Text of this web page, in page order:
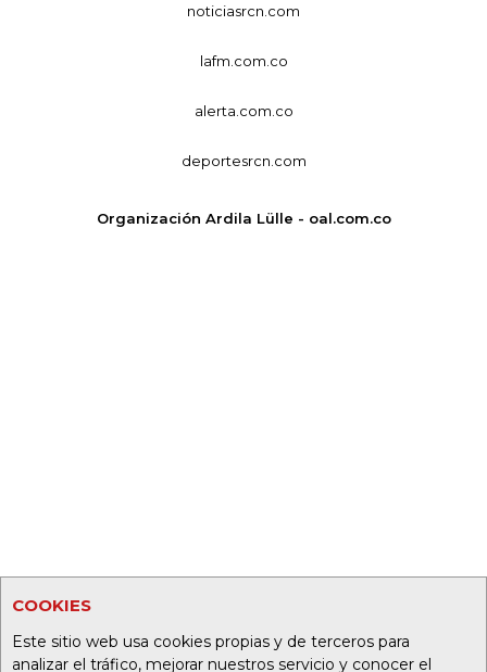
COOKIES
Este sitio web usa cookies propias y de terceros para
analizar el tráfico, mejorar nuestros servicio y conocer el
noticiasrcn.com
lafm.com.co
alerta.com.co
deportesrcn.com
Organización Ardila Lülle - oal.com.co